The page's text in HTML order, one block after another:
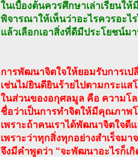
ในเบื้องต้นควรศึกษาเล่าเรียนใ
พิจารณาให้เห็นว่าอะไรควรอะไ
แล้วเลือกเอาสิ่งที่ดีมีประโยชน์ม
การพัฒนาจิตใจให้ยอมรับการเ
เช่นไม่ยินดียินร้ายไปตามกระแส
ในส่วนของอกุศลมูล คือ ความโ
ชื่อว่าเป็นการทำจิตให้มีคุณภาพ
เพราะถ้าคนเราได้พัฒนาจิตใจดี
เพราะว่าทุกสิ่งทุกอย่างสำเร็จมา
จึงมีคำพูดว่า “จะพัฒนาอะไรก็เ